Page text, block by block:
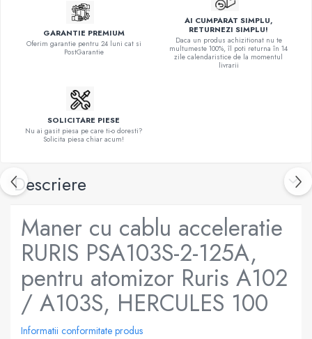
GARANTIE PREMIUM
Oferim garantie pentru 24 luni cat si
PostGarantie
AI CUMPARAT SIMPLU,
RETURNEZI SIMPLU!
Daca un produs achizitionat nu te
multumeste 100%, îl poti returna în 14
zile calendaristice de la momentul
livrarii
SOLICITARE PIESE
Nu ai gasit piesa pe care ti-o doresti?
Solicita piesa chiar acum!
Descriere
Maner cu cablu acceleratie
RURIS PSA103S-2-125A,
pentru atomizor Ruris A102
/ A103S, HERCULES 100
Informatii conformitate produs